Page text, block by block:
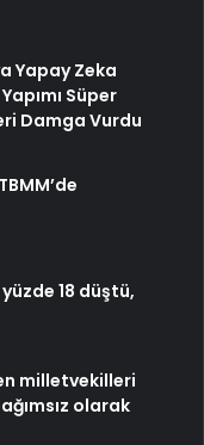
Yapay Zeka
Süper
Damga Vurdu
18 düştü,
milletvekilleri
olarak